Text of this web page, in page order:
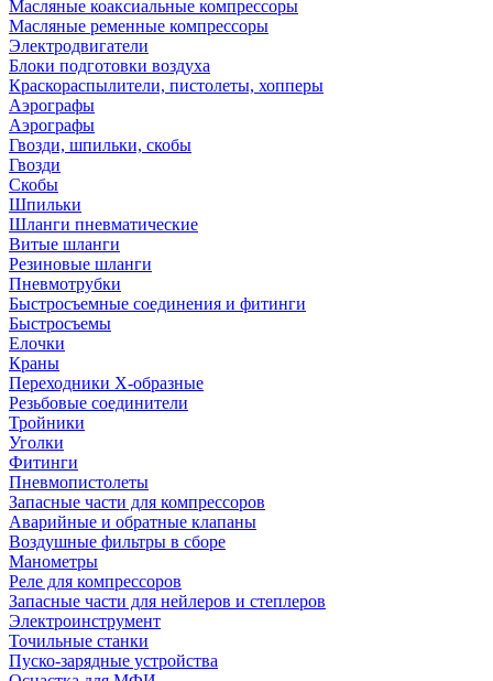
Масляные коаксиальные компрессоры
Масляные ременные компрессоры
Электродвигатели
Блоки подготовки воздуха
Краскораспылители, пистолеты, хопперы
Аэрографы
Аэрографы
Гвозди, шпильки, скобы
Гвозди
Скобы
Шпильки
Шланги пневматические
Витые шланги
Резиновые шланги
Пневмотрубки
Быстросъемные соединения и фитинги
Быстросъемы
Елочки
Краны
Переходники Х-образные
Резьбовые соединители
Тройники
Уголки
Фитинги
Пневмопистолеты
Запасные части для компрессоров
Аварийные и обратные клапаны
Воздушные фильтры в сборе
Манометры
Реле для компрессоров
Запасные части для нейлеров и степлеров
Электроинструмент
Точильные станки
Пуско-зарядные устройства